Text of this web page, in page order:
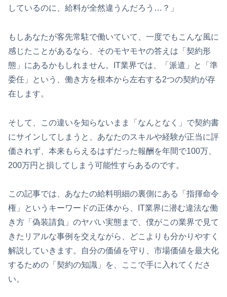
しているのに、給料が全然違うんだろう…？」
もしあなたが客先常駐で働いていて、一度でもこんな風に
感じたことがあるなら、そのモヤモヤの答えは「契約形
態」にあるかもしれません。IT業界では、「派遣」と「準
委任」という、働き方を根本から左右する2つの契約が存
在します。
そして、この違いを知らないまま「なんとなく」で契約書
にサインしてしまうと、あなたのスキルや経験が正当に評
価されず、本来もらえるはずだった報酬を年間で100万、
200万円と損してしまう可能性すらあるのです。
この記事では、あなたの給料明細の裏側にある「指揮命令
権」というキーワードの正体から、IT業界に潜む違法な働
き方「偽装請負」のヤバい実態まで、僕がこの業界で見て
きたリアルな事例を交えながら、どこよりも分かりやすく
解説していきます。自分の価値を守り、市場価値を最大化
するための「契約の知識」を、ここで手に入れてくださ
い。